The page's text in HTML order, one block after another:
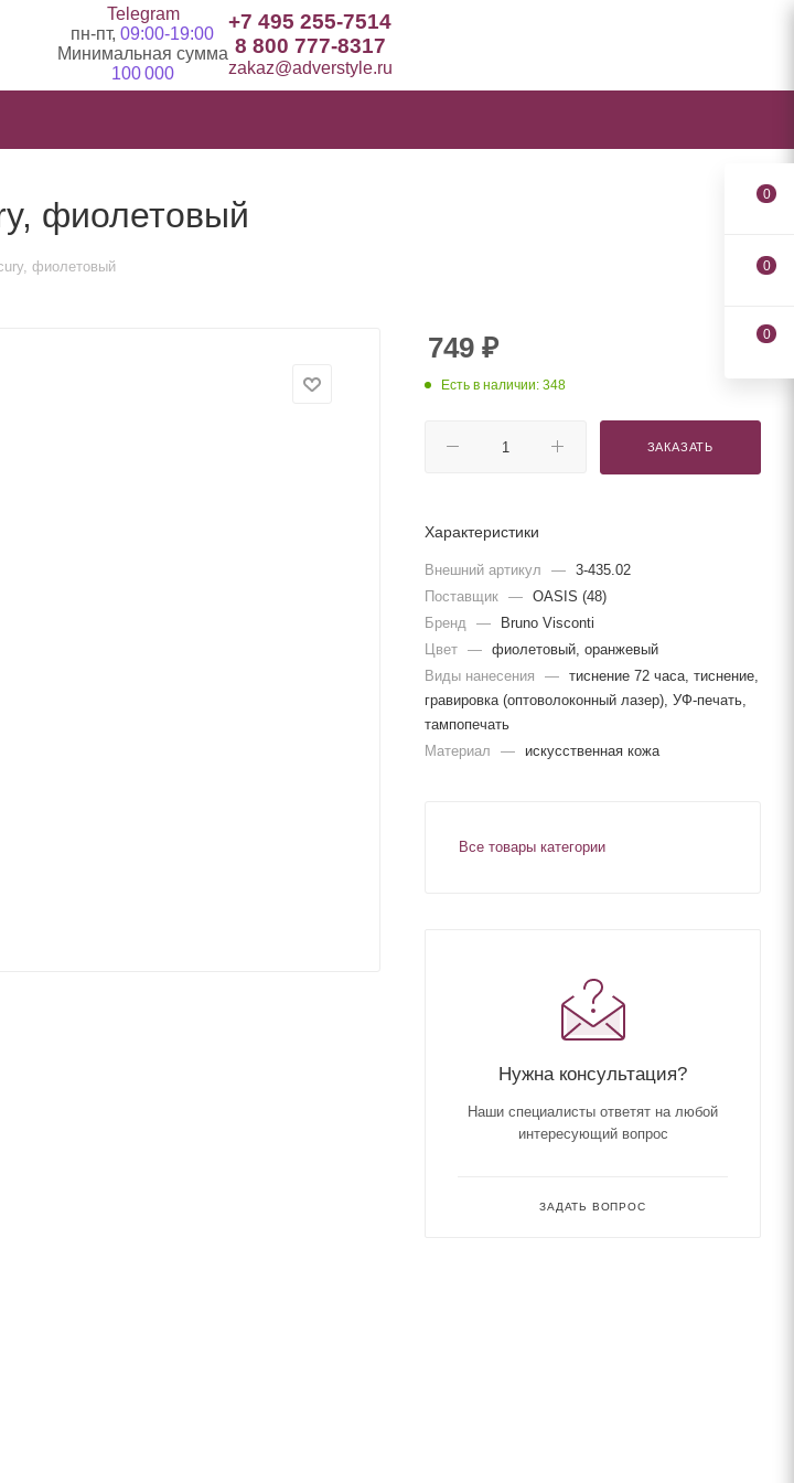
Telegram
пн-пт, 09:00-19:00
Минимальная сумма
100 000
+7 495 255-7514
8 800 777-8317
zakaz@adverstyle.ru
фиолетовый
фиолетовый
749 ₽
Есть в наличии: 348
ЗАКАЗАТЬ
Характеристики
Внешний артикул — 3-435.02
Поставщик — OASIS (48)
Бренд
—
Bruno Visconti
Цвет — фиолетовый, оранжевый
Виды нанесения
— тиснение 72 часа, тиснение,
гравировка (оптоволоконный лазер), УФ-печать,
тампопечать
Материал
— искусственная кожа
Все товары категории
Нужна консультация?
Наши специалисты ответят на любой
интересующий вопрос
ЗАДАТЬ ВОПРОС
0
0
0